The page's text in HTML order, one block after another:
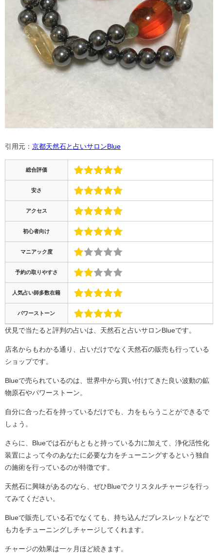
引用元： 京都天然石と占いサロンBlue
総合評価
安さ
アクセス
初心者向け
マニアック度
予約の取りやすさ
人気占い師多数在籍
パワーストーン
伏見で当たると評判の占いは、天然石と占いサロンBlueです。
店名からもわかる通り、占いだけでなく天然石の販売も行っている
ショップです。
Blueで売られているのは、世界中から買い付けてきた良い波動の鉱
物原石やパワーストーン。
自分に合った石を持っているだけでも、力をもらうことができるで
しょう。
さらに、Blueでは石がもともと持っている力に加えて、浄化活性化
装置によって今のあなたに必要な力をチューニングするという独自
の施術を行っているのが特徴です。
天然石に興味があるのなら、ぜひBlueでクリスタルチャージを行っ
てみてください。
Blueで販売している石でなくても、持ち込んだブレスレットなどで
も力をチューニングしチャージしてくれます。
チャージの効果は一ヶ月ほど続きます。